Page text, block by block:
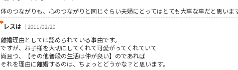
体のつながりも、心のつながりと同じぐらい夫婦にとってはとても大事な事だと思い
レスは | 2011/02/20
離婚理由としては認められている事由です。
ですが、お子様を大切にしてくれて可愛がってくれていて
尚且つ、【その他普段の生活は仲が良い】のであれば
それを理由に離婚するのは、ちょっとどうかな？と思います。